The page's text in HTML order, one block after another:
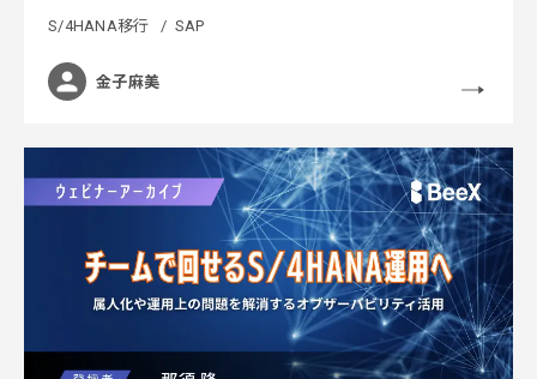
S/4HANA移行 SAP
金子麻美